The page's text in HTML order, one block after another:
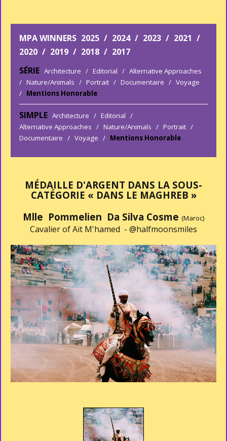
MPA WINNERS 2025 / 2024 / 2023 / 2021 /
2020 / 2019 / 2018 / 2017
SÉRIE Architecture / Editorial / Alternative Approaches
/ Nature/Animals / Portrait / Documentaire / Voyage
/ Mentions Honorable
SIMPLE Architecture / Editorial /
Alternative Approaches / Nature/Animals / Portrait /
Documentaire / Voyage / Mentions Honorable
MÉDAILLE D'ARGENT DANS LA SOUS-
CATÉGORIE « DANS LE MAGHREB »
Mlle Pommelien Da Silva Cosme (Maroc)
Cavalier of Aït M'hamed - @halfmoonsmiles